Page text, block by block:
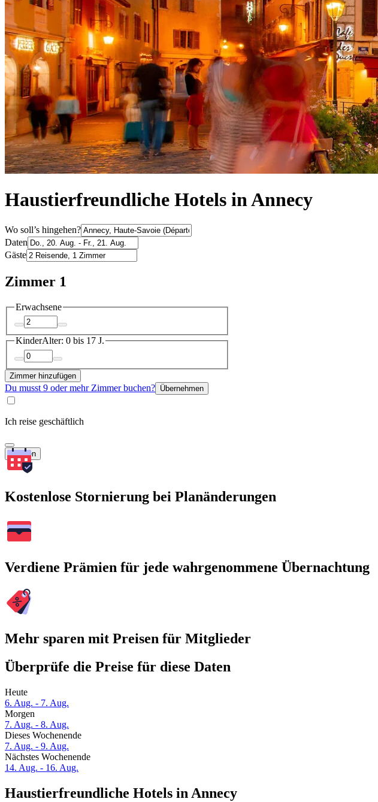
Haustierfreundliche Hotels in Annecy
Wo soll’s hingehen?
Daten
Gäste
Zimmer 1
Erwachsene
KinderAlter: 0 bis 17 J.
Zimmer hinzufügen
Du musst 9 oder mehr Zimmer buchen? Übernehmen
Ich reise geschäftlich
Suchen
Kostenlose Stornierung bei Planänderungen
Verdiene Prämien für jede wahrgenommene Übernachtung
Mehr sparen mit Preisen für Mitglieder
Überprüfe die Preise für diese Daten
Heute
6. Aug. - 7. Aug.
Morgen
7. Aug. - 8. Aug.
Dieses Wochenende
7. Aug. - 9. Aug.
Nächstes Wochenende
14. Aug. - 16. Aug.
Haustierfreundliche Hotels in Annecy